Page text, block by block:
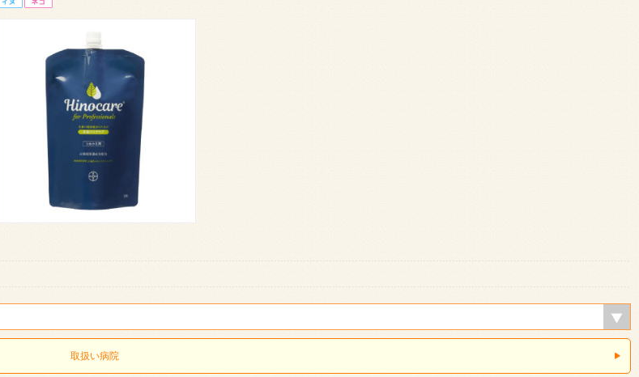
取扱い病院